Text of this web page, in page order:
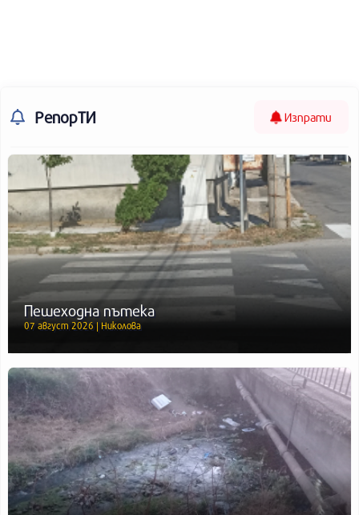
РепорТИ Изпрати
Пешеходна пътека
07 август 2026 | Николова